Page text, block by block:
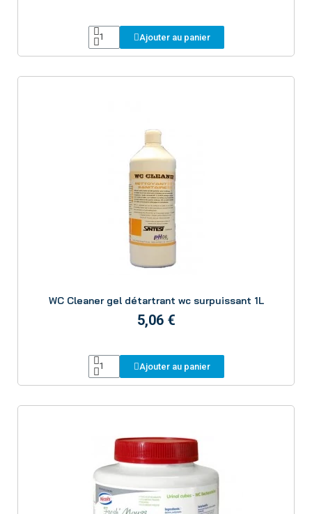
Ajouter au panier
WC Cleaner gel détartrant wc surpuissant 1L
5,06 €
Ajouter au panier